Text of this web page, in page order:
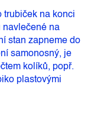
trubiček na konci
navlečené na
stan zapneme do
samonosný, je
kolíků, popř.
plastovými